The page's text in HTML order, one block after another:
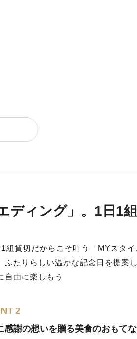
ィング」。1日1
組貸切だからこそ叶う「MYスタ
ふたりらしい温かな記念日を提案
自由に楽しもう
2
感謝の想いを贈る美食のおもて